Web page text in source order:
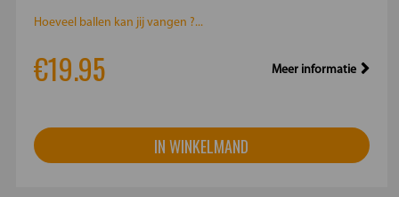
Hoeveel ballen kan jij vangen ?...
€19.95 Meer informatie
IN WINKELMAND